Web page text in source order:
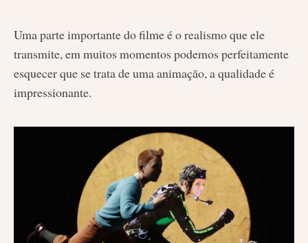
Uma parte importante do filme é o realismo que ele
transmite, em muitos momentos podemos perfeitamente
esquecer que se trata de uma animação, a qualidade é
impressionante.